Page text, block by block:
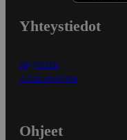
Yhteystiedot
Myymälät
Asiakaspalvelu
Ohjeet